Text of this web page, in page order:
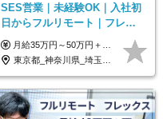
SES営業｜未経験OK｜入社初
日からフルリモート｜フレッ
クス可｜残業月平均10h以下｜
事業立ち上げメンバー
月給35万円～50万円＋交通費 ◎経験やスキルを考慮し、最大限優遇します ◎上記月給は固定残業代月40時間分(月10万9,375～)を含みます。残業時間が超過した場合はその分追加支給します ◎試用期間6カ月あり(給与や待遇は同じです)
東京都_神奈川県_埼玉県_千葉県_大阪府_愛知県_北海道_青森県_岩手県_宮城県_秋田県_山形県_福島県_茨城県_栃木県_群馬県_新潟県_山梨県_長野県_富山県_石川県_福井県_静岡県_岐阜県_三重県_兵庫県_京都府_滋賀県_奈良県_和歌山県_広島県_岡山県_鳥取県_島根県_山口県_徳島県_香川県_愛媛県_高知県_福岡県_熊本県_佐賀県_長崎県_大分県_宮崎県_鹿児島県_沖縄県